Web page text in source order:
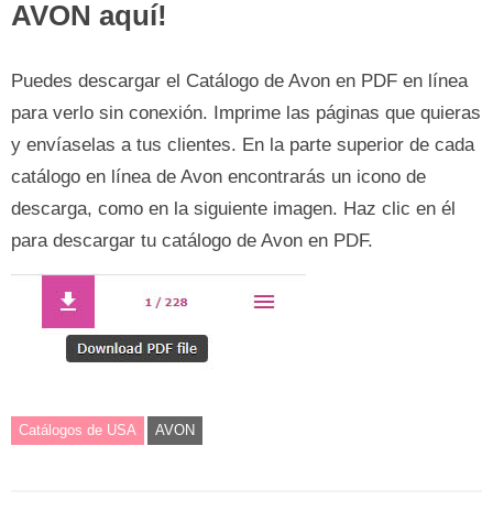
AVON aquí!
Puedes descargar el Catálogo de Avon en PDF en línea
para verlo sin conexión. Imprime las páginas que quieras
y envíaselas a tus clientes. En la parte superior de cada
catálogo en línea de Avon encontrarás un icono de
descarga, como en la siguiente imagen. Haz clic en él
para descargar tu catálogo de Avon en PDF.
Catálogos de USA AVON